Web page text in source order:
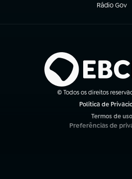
Rádio Gov
(abre em
© Todos os direitos
Política de
Termos de uso
(abre em nova
Preferências de